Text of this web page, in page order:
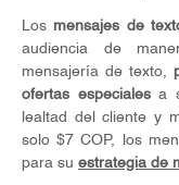
Los mensajes de
audiencia de
mensajería de texto,
ofertas especialesa
lealtad del cliente y
solo $7 COP, los
para su estrategia de